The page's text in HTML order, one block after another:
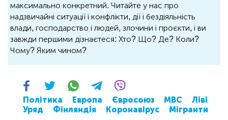
максимально конкретний. Читайте у нас про
надзвичайні ситуації і конфлікти, дії і бездіяльність
влади, господарство і людей, злочини і проєкти, і ви
завжди першими дізнаєтеся: Хто? Що? Де? Коли?
Чому? Яким чином?
Політика Европа Євросоюз МВС
Ліві
Уряд
Фінляндія Коронавірус Мігранти